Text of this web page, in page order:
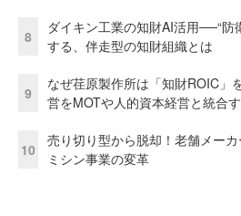
8
ダイキン工業の知財AI活用──“防
する、伴走型の知財組織とは
9
なぜ荏原製作所は「知財ROIC」
営をMOTや人的資本経営と統合
10
売り切り型から脱却！老舗メー
ミシン事業の変革